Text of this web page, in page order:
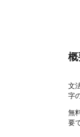
文
字
無
要